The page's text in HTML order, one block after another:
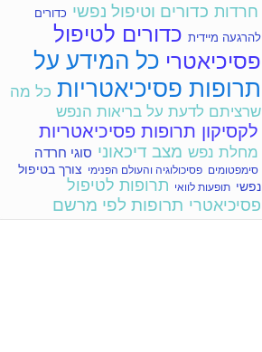
מידע על רמרון Remeron
קורות חיים וניסיון מקצועי - ד"ר אילן טל
מידע על רידזין Ridazin
מידע על אופרימול Oprimol
מידע על ציפרלקס Cipralex
חרדות כדורים וטיפול נפשי כדורים
להרגעה מיידית כדורים לטיפול
פסיכיאטרי כל המידע על
תרופות פסיכיאטריות כל מה
שרציתם לדעת על בריאות הנפש
לקסיקון תרופות פסיכיאטריות
מחלת נפש מצב דיכאוני סוגי חרדה
סימפטומים פסיכולוגיה והעולם הפנימי צורך בטיפול
נפשי תופעות לוואי תרופות לטיפול
פסיכיאטרי תרופות לפי מרשם